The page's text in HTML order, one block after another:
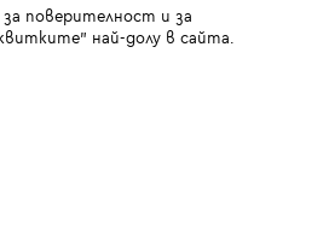
поверителност и за
най-долу в сайта.